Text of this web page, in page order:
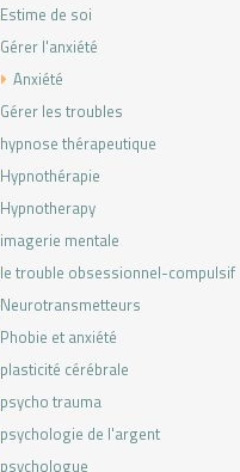
Estime de soi
Gérer l'anxiété
Anxiété
Gérer les troubles
hypnose thérapeutique
Hypnothérapie
Hypnotherapy
imagerie mentale
le trouble obsessionnel-compulsif
Neurotransmetteurs
Phobie et anxiété
plasticité cérébrale
psycho trauma
psychologie de l'argent
psychologue